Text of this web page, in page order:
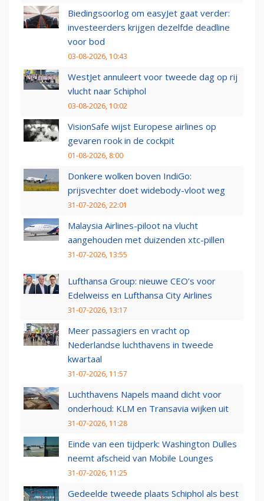
Biedingsoorlog om easyJet gaat verder:
investeerders krijgen dezelfde deadline
voor bod
03-08-2026, 10:43
WestJet annuleert voor tweede dag op rij
vlucht naar Schiphol
03-08-2026, 10:02
VisionSafe wijst Europese airlines op
gevaren rook in de cockpit
01-08-2026, 8:00
Donkere wolken boven IndiGo:
prijsvechter doet widebody-vloot weg
31-07-2026, 22:01
Malaysia Airlines-piloot na vlucht
aangehouden met duizenden xtc-pillen
31-07-2026, 13:55
Lufthansa Group: nieuwe CEO’s voor
Edelweiss en Lufthansa City Airlines
31-07-2026, 13:17
Meer passagiers en vracht op
Nederlandse luchthavens in tweede
kwartaal
31-07-2026, 11:57
Luchthavens Napels maand dicht voor
onderhoud: KLM en Transavia wijken uit
31-07-2026, 11:28
Einde van een tijdperk: Washington Dulles
neemt afscheid van Mobile Lounges
31-07-2026, 11:25
Gedeelde tweede plaats Schiphol als best